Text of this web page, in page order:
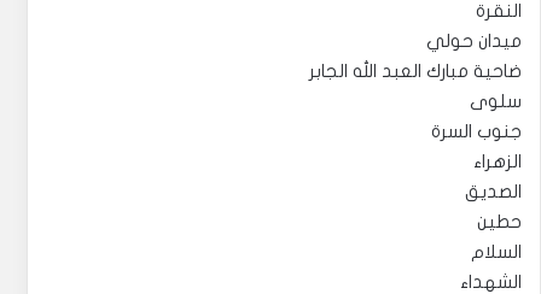
النقرة
ميدان حولي
ضاحية مبارك العبد الله الجابر
سلوى
جنوب السرة
الزهراء
الصديق
حطين
السلام
الشهداء